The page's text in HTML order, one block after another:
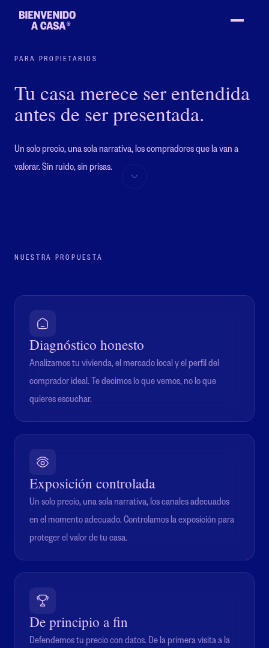
PARA PROPIETARIOS
Tu casa merece ser entendida
antes de ser presentada.
Un solo precio, una sola narrativa, los compradores que la van a
valorar. Sin ruido, sin prisas.
NUESTRA PROPUESTA
Diagnóstico honesto
Analizamos tu vivienda, el mercado local y el perfil del
comprador ideal. Te decimos lo que vemos, no lo que
quieres escuchar.
Exposición controlada
Un solo precio, una sola narrativa, los canales adecuados
en el momento adecuado. Controlamos la exposición para
proteger el valor de tu casa.
De principio a fin
Defendemos tu precio con datos. De la primera visita a la